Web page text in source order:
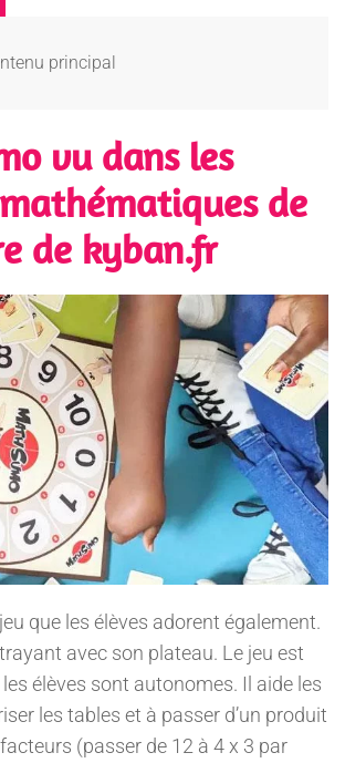
principal
vu dans les
de
de kyban.fr
que les élèves adorent également.
avec son plateau. Le jeu est
élèves sont autonomes. Il aide les
les tables et à passer d’un produit
(passer de 12 à 4 x 3 par